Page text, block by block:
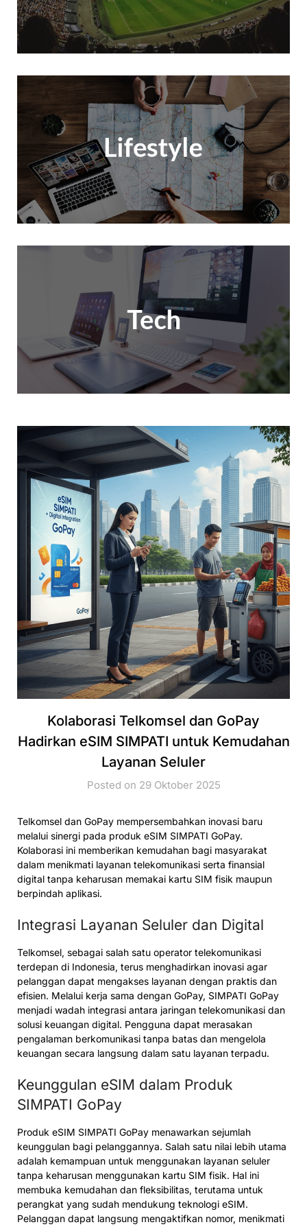
Kolaborasi Telkomsel dan GoPay
Hadirkan eSIM SIMPATI untuk Kemudahan
Layanan Seluler
Posted on 29 Oktober 2025
Telkomsel dan GoPay mempersembahkan inovasi baru
melalui sinergi pada produk eSIM SIMPATI GoPay.
Kolaborasi ini memberikan kemudahan bagi masyarakat
dalam menikmati layanan telekomunikasi serta finansial
digital tanpa keharusan memakai kartu SIM fisik maupun
berpindah aplikasi.
Integrasi Layanan Seluler dan Digital
Telkomsel, sebagai salah satu operator telekomunikasi
terdepan di Indonesia, terus menghadirkan inovasi agar
pelanggan dapat mengakses layanan dengan praktis dan
efisien. Melalui kerja sama dengan GoPay, SIMPATI GoPay
menjadi wadah integrasi antara jaringan telekomunikasi dan
solusi keuangan digital. Pengguna dapat merasakan
pengalaman berkomunikasi tanpa batas dan mengelola
keuangan secara langsung dalam satu layanan terpadu.
Keunggulan eSIM dalam Produk
SIMPATI GoPay
Produk eSIM SIMPATI GoPay menawarkan sejumlah
keunggulan bagi pelanggannya. Salah satu nilai lebih utama
adalah kemampuan untuk menggunakan layanan seluler
tanpa keharusan menggunakan kartu SIM fisik. Hal ini
membuka kemudahan dan fleksibilitas, terutama untuk
perangkat yang sudah mendukung teknologi eSIM.
Pelanggan dapat langsung mengaktifkan nomor, menikmati